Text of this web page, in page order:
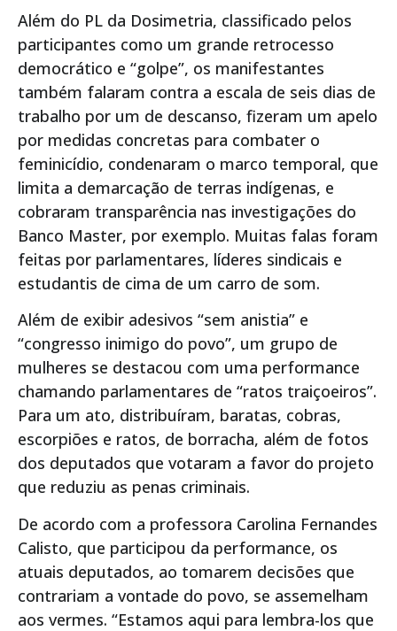
Além do PL da Dosimetria, classificado pelos
participantes como um grande retrocesso
democrático e “golpe”, os manifestantes
também falaram contra a escala de seis dias de
trabalho por um de descanso, fizeram um apelo
por medidas concretas para combater o
feminicídio, condenaram o marco temporal, que
limita a demarcação de terras indígenas, e
cobraram transparência nas investigações do
Banco Master, por exemplo. Muitas falas foram
feitas por parlamentares, líderes sindicais e
estudantis de cima de um carro de som.
Além de exibir adesivos “sem anistia” e
“congresso inimigo do povo”, um grupo de
mulheres se destacou com uma performance
chamando parlamentares de “ratos traiçoeiros”.
Para um ato, distribuíram, baratas, cobras,
escorpiões e ratos, de borracha, além de fotos
dos deputados que votaram a favor do projeto
que reduziu as penas criminais.
De acordo com a professora Carolina Fernandes
Calisto, que participou da performance, os
atuais deputados, ao tomarem decisões que
contrariam a vontade do povo, se assemelham
aos vermes. “Estamos aqui para lembra-los que